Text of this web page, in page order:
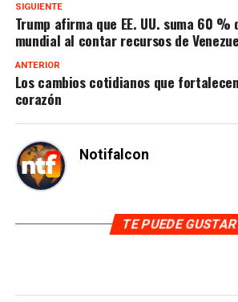
SIGUIENTE
Trump afirma que EE. UU. suma 60
mundial al contar recursos de
ANTERIOR
Los cambios cotidianos que
corazón
Notifalcon
TE PUEDE GUSTAR